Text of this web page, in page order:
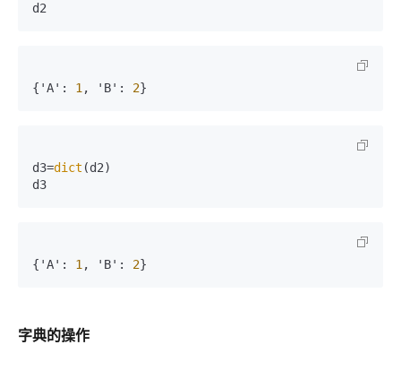
d2
{'A' : 1 , 'B' : 2}
d3=dict (d2)
d3
{'A' : 1 , 'B' : 2}
字典的操作